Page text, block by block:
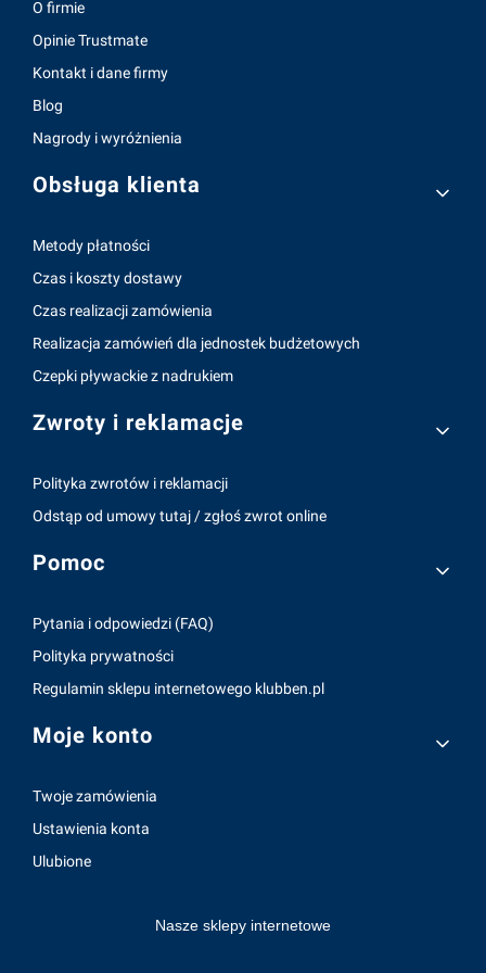
O firmie
Opinie Trustmate
Kontakt i dane firmy
Blog
Nagrody i wyróżnienia
Obsługa klienta
Metody płatności
Czas i koszty dostawy
Czas realizacji zamówienia
Realizacja zamówień dla jednostek budżetowych
Czepki pływackie z nadrukiem
Zwroty i reklamacje
Polityka zwrotów i reklamacji
Odstąp od umowy tutaj / zgłoś zwrot online
Pomoc
Pytania i odpowiedzi (FAQ)
Polityka prywatności
Regulamin sklepu internetowego klubben.pl
Moje konto
Twoje zamówienia
Ustawienia konta
Ulubione
Nasze sklepy internetowe